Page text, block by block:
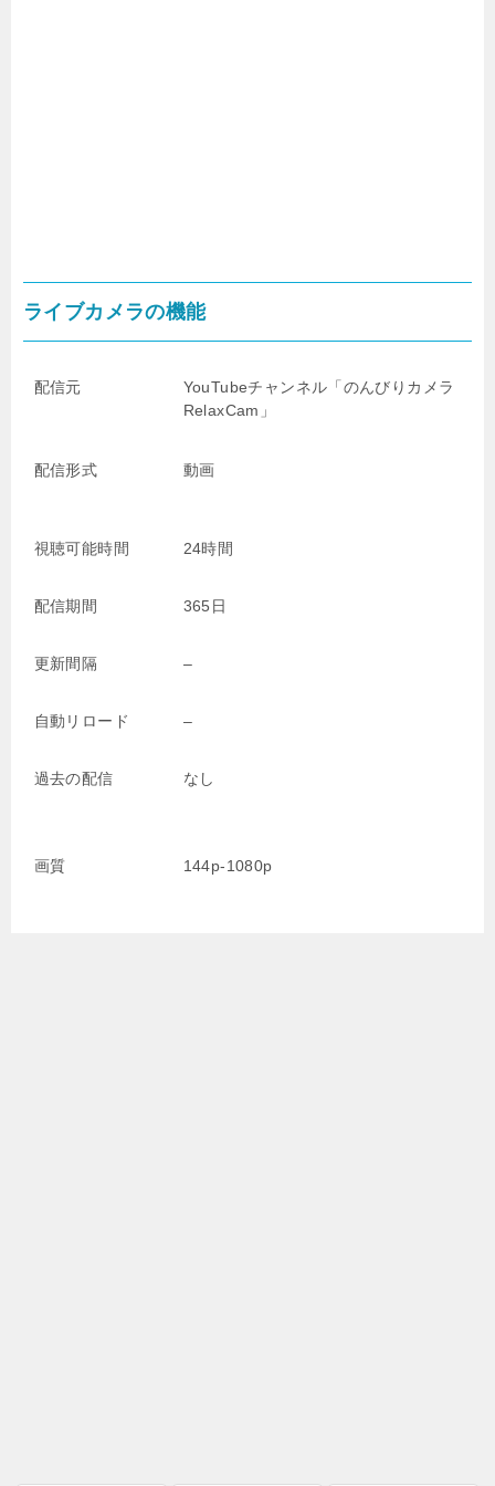
ライブカメラの機能
配信元
YouTubeチャンネル「のんびりカメラ
RelaxCam」
配信形式 動画
視聴可能時間 24時間
配信期間 365日
更新間隔 –
自動リロード –
過去の配信 なし
画質 144p-1080p